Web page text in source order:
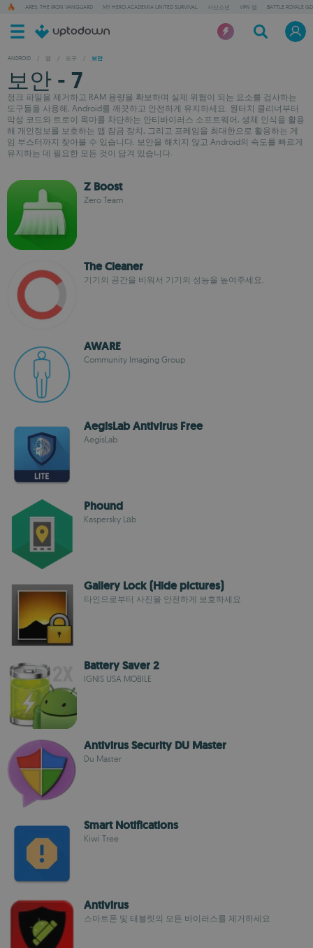
ARES: THE IRON VANGUARD MY HERO ACADEMIA UNITED SURVIVAL 사신소년 VPN 앱 BATTLE ROYALE GD
ANDROID / 앱 / 도구 / 보안
보안 - 7
정크 파일을 제거하고 RAM 용량을 확보하며 실제 위협이 되는 요소를 검사하는
도구들을 사용해, Android를 깨끗하고 안전하게 유지하세요. 원터치 클리너부터
악성 코드와 트로이 목마를 차단하는 안티바이러스 소프트웨어, 생체 인식을 활용
해 개인정보를 보호하는 앱 잠금 장치, 그리고 프레임을 최대한으로 활용하는 게
임 부스터까지 찾아볼 수 있습니다. 보안을 해치지 않고 Android의 속도를 빠르게
유지하는 데 필요한 모든 것이 담겨 있습니다.
Z Boost
Zero Team
The Cleaner
기기의 공간을 비워서 기기의 성능을 높여주세요.
AWARE
Community Imaging Group
AegisLab Antivirus Free
AegisLab
Phound
Kaspersky Lаb
Gallery Lock (Hide pictures)
타인으로부터 사진을 안전하게 보호하세요
Battery Saver 2
IGNIS USA MOBILE
Antivirus Security DU Master
Du Master
Smart Notifications
Kiwi Tree
Antivirus
스마트폰 및 태블릿의 모든 바이러스를 제거하세요